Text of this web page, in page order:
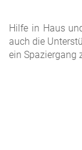
Hilfe in Haus
auch die
ein Spaziergang